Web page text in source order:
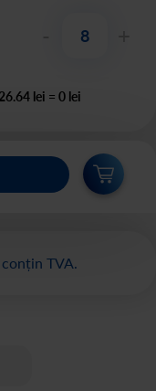
26.64 lei = 0 lei
TVA.